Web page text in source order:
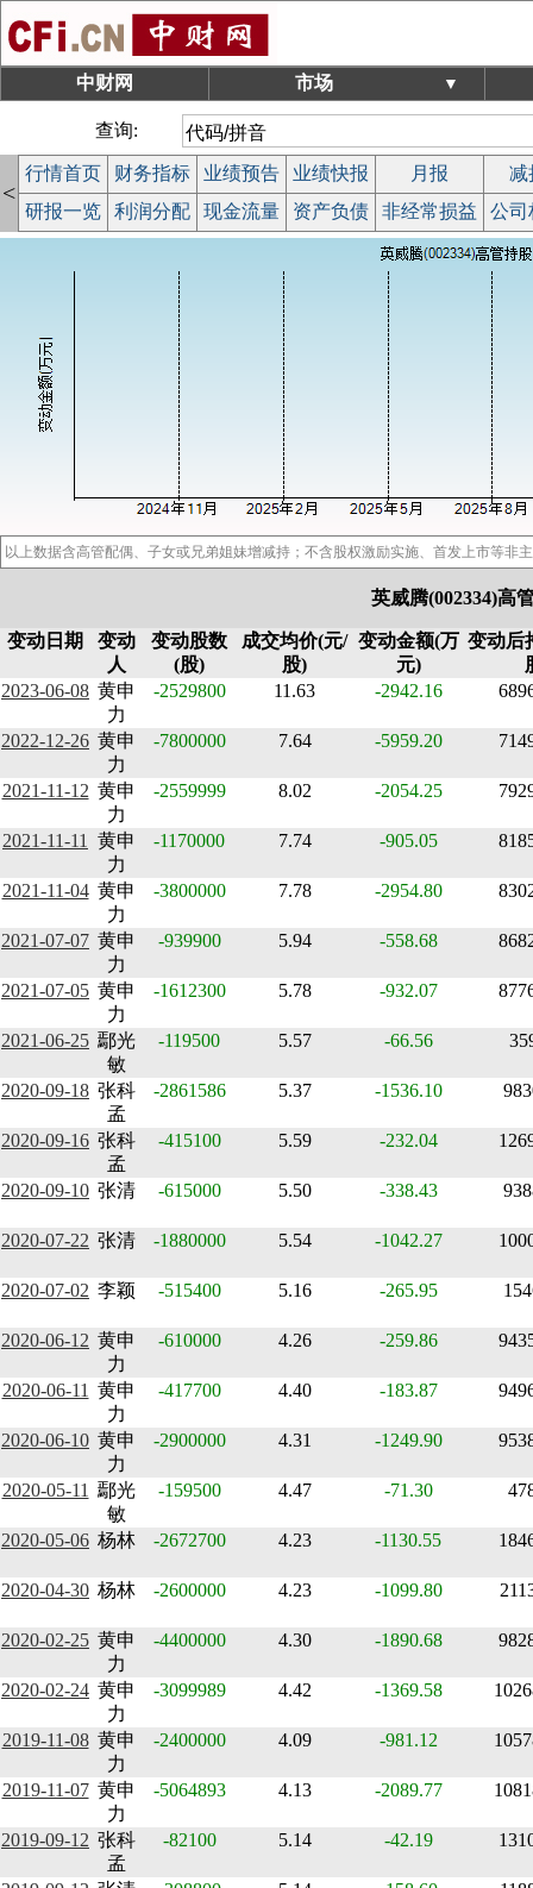
中财网 市场 ▼
查询:
<
行情首页 财务指标 业绩预告 业绩快报 月报
减
研报一览
利润分配 现金流量 资产负债 非经常损益 公司
以上数据含高管配偶、子女或兄弟姐妹增减持；不含股权激励实施、首发上市等非
英威腾(002334)高
变动日期
变动
人
变动股数
(股)
成交均价(元/
股)
变动金额(万
元)
变动后
2023-06-08 黄申
力
-2529800 11.63 -2942.16
2022-12-26 黄申
力
-7800000 7.64 -5959.20
2021-11-12 黄申
力
-2559999 8.02 -2054.25
2021-11-11
黄申
力
-1170000 7.74 -905.05
2021-11-04 黄申
力
-3800000 7.78 -2954.80
2021-07-07 黄申
力
-939900 5.94 -558.68
2021-07-05 黄申
力
-1612300 5.78 -932.07
2021-06-25 鄢光
敏
-119500 5.57 -66.56
2020-09-18 张科
孟
-2861586 5.37 -1536.10
2020-09-16 张科
孟
-415100 5.59 -232.04
2020-09-10 张清 -615000 5.50 -338.43
2020-07-22 张清 -1880000 5.54 -1042.27
2020-07-02 李颖 -515400 5.16 -265.95
2020-06-12 黄申
力
-610000 4.26 -259.86
2020-06-11 黄申
力
-417700 4.40 -183.87
2020-06-10 黄申
力
-2900000 4.31 -1249.90
2020-05-11 鄢光
敏
-159500 4.47 -71.30
2020-05-06 杨林 -2672700 4.23 -1130.55
2020-04-30 杨林 -2600000 4.23 -1099.80
2020-02-25 黄申
力
-4400000 4.30 -1890.68
2020-02-24 黄申
力
-3099989 4.42 -1369.58
2019-11-08 黄申
力
-2400000 4.09 -981.12
2019-11-07 黄申
力
-5064893 4.13 -2089.77
2019-09-12 张科
孟
-82100 5.14 -42.19